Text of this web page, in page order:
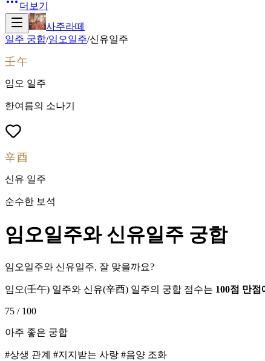
더보기
사주라떼
일주 궁합/임오일주/신유일주
壬午
임오 일주
한여름의 소나기
辛酉
신유 일주
순수한 보석
임오일주와 신유일주 궁합
임오일주와 신유일주, 잘 맞을까요?
임오(壬午) 일주와 신유(辛酉) 일주의 궁합 점수는 100점 만점
75 / 100
아주 좋은 궁합
#상생 관계 #지지받는 사랑 #음양 조화